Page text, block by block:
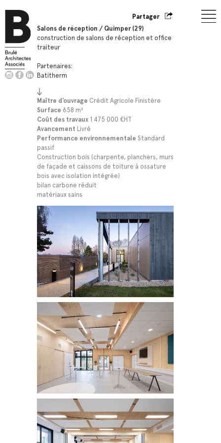
Partager
Salons de réception / Quimper (29)
construction de salons de réception et office
traiteur
Partenaires:
Batitherm
Maître d’ouvrage Crédit Agricole Finistère
Surface 658 m²
Coût des travaux 1 475 000 €HT
Avancement Livré
Performance environnementale Standard
passif
Construction bois (charpente, planchers, murs
de façade et caissons de toiture à ossature
bois avec isolation intégrée)
bilan carbone réduit
matériaux sains